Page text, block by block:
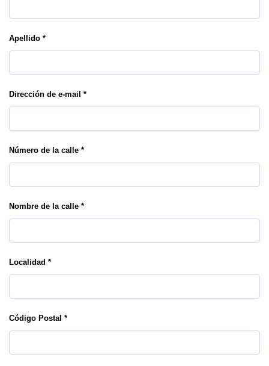
Apellido *
Dirección de e-mail *
Número de la calle *
Nombre de la calle *
Localidad *
Código Postal *